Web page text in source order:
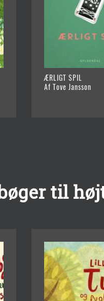
ÆRLIGT SPIL
Af Tove Jansson
til